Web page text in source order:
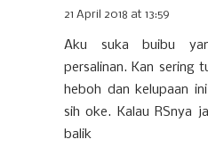
21 April 2018 at 13:59
Aku suka buibu
persalinan. Kan sering
heboh dan kelupaan
sih oke. Kalau RSnya
balik